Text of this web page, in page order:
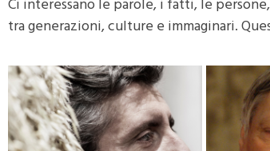
Ci interessano le parole, i fatti, le
tra generazioni, culture e immaginari.